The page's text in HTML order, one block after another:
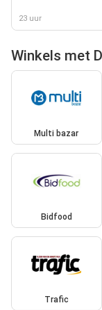
23 uur
Winkels met
Multi bazar
Bidfood
Trafic